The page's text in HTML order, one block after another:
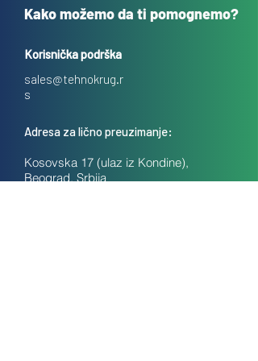
Kako možemo da ti pomognemo?
Korisnička podrška
sales@tehnokrug.r
s
Adresa za lično preuzimanje:
Kosovska 17 (ulaz iz Kondine),
Beograd, Srbija